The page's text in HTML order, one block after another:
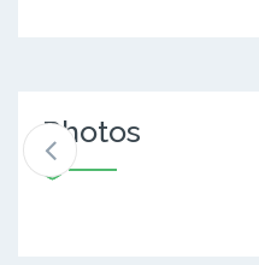
Photos